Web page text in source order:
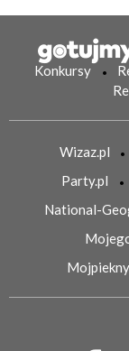
Konkursy
Wizaz.pl
Party.pl
National-